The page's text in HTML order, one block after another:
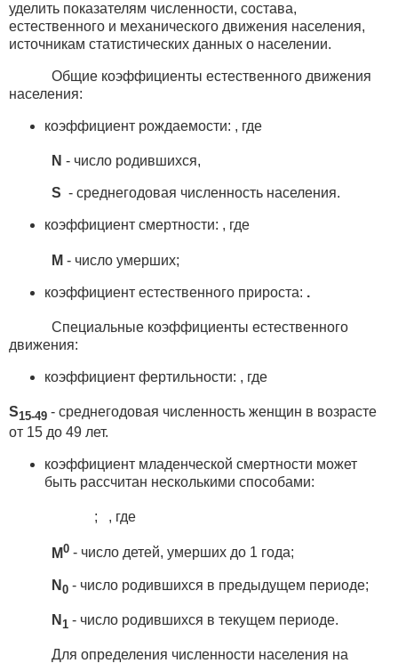
уделить показателям численности, состава,
естественного и механического движения населения,
источникам статистических данных о населении.
Общие коэффициенты естественного движения
населения:
коэффициент рождаемости: , где
N - число родившихся,
S - среднегодовая численность населения.
коэффициент смертности: , где
М - число умерших;
коэффициент естественного прироста: .
Специальные коэффициенты естественного
движения:
коэффициент фертильности: , где
S15-49 - среднегодовая численность женщин в возрасте
от 15 до 49 лет.
коэффициент младенческой смертности может
быть рассчитан несколькими способами:
; , где
M0 - число детей, умерших до 1 года;
N 0 - число родившихся в предыдущем периоде;
N 1 - число родившихся в текущем периоде.
Для определения численности населения на